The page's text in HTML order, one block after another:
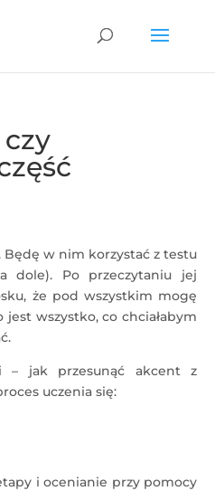
Będę w nim korzystać z testu
dole). Po przeczytaniu jej
że pod wszystkim mogę
wszystko, co chciałabym
– jak przesunąć akcent z
uczenia się:
i ocenianie przy pomocy